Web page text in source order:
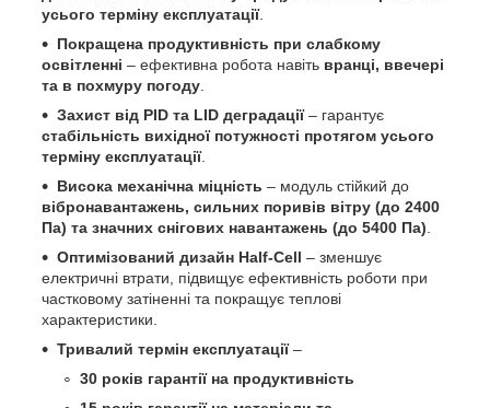
усього терміну експлуатації.
Покращена продуктивність при слабкому
освітленні – ефективна робота навіть вранці, ввечері
та в похмуру погоду.
Захист від PID та LID деградації– гарантує
стабільність вихідної потужності протягом усього
терміну експлуатації.
Висока механічна міцність – модуль стійкий до
вібронавантажень, сильних поривів вітру (до 2400
Па) та значних снігових навантажень (до 5400 Па).
Оптимізований дизайн Half-Cell – зменшує
електричні втрати, підвищує ефективність роботи при
частковому затіненні та покращує теплові
характеристики.
Тривалий термін експлуатації–
30 років гарантії на продуктивність